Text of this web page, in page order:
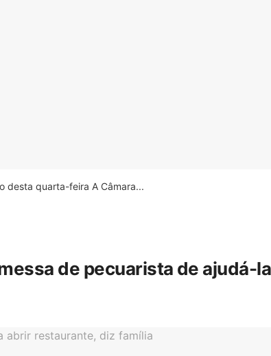
desta quarta-feira A Câmara...
de pecuarista de ajudá-